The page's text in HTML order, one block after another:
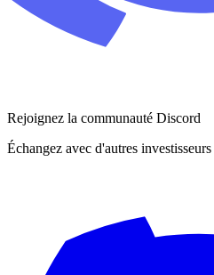
Rejoignez la communauté Discord
Échangez avec d'autres